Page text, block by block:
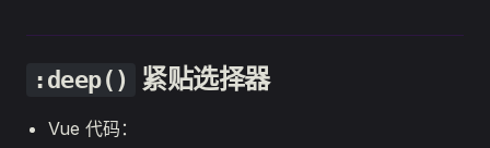
:deep() 紧贴选择器
Vue 代码：